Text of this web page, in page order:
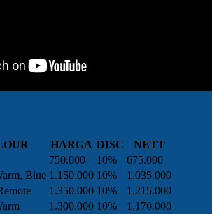
HARGA DISC
NETT
750.000
10%
675.000
Blue 1.150.000 10%
1.035.000
1.350.000 10%
1.215.000
1.300.000 10%
1.170.000